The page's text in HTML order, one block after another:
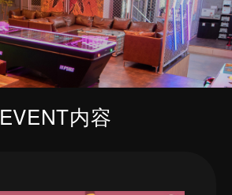
EVENT内容